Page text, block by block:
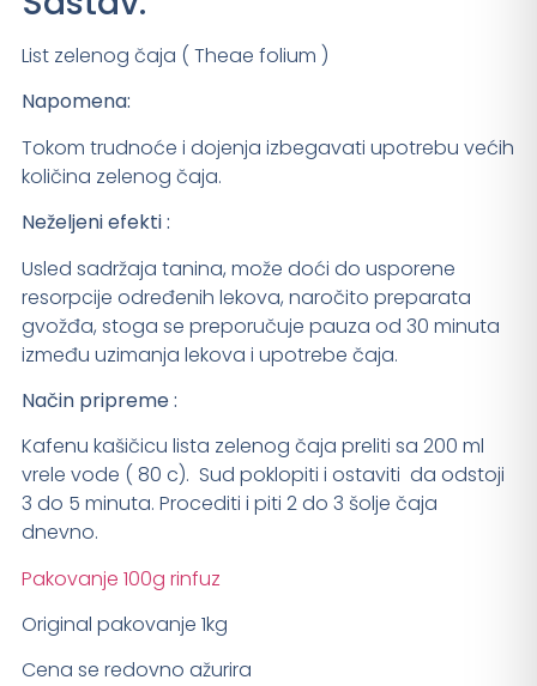
List zelenog čaja ( Theae folium )
Napomena:
Tokom trudnoće i dojenja izbegavati upotrebu većih
količina zelenog čaja.
Neželjeni efekti :
Usled sadržaja tanina, može doći do usporene
resorpcije određenih lekova, naročito preparata
gvožđa, stoga se preporučuje pauza od 30 minuta
između uzimanja lekova i upotrebe čaja.
Način pripreme :
Kafenu kašičicu lista zelenog čaja preliti sa 200 ml
vrele vode ( 80 c). Sud poklopiti i ostaviti da odstoji
3 do 5 minuta. Procediti i piti 2 do 3 šolje čaja
dnevno.
Pakovanje 100g rinfuz
Original pakovanje 1kg
Cena se redovno ažurira